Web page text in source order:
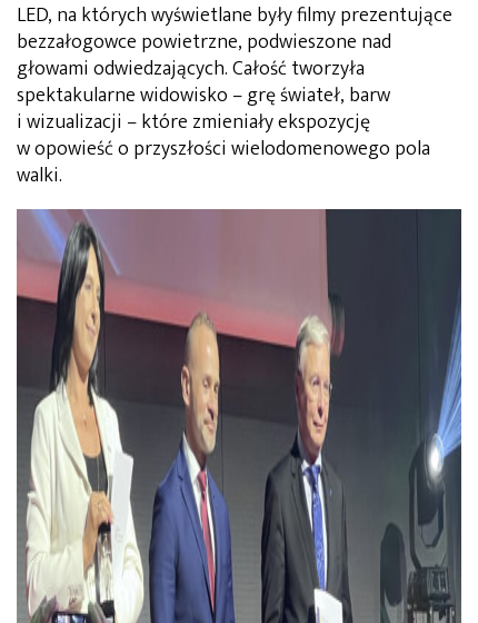
LED, na których wyświetlane były filmy prezentujące
bezzałogowce powietrzne, podwieszone nad
głowami odwiedzających. Całość tworzyła
spektakularne widowisko – grę świateł, barw
i wizualizacji – które zmieniały ekspozycję
w opowieść o przyszłości wielodomenowego pola
walki.